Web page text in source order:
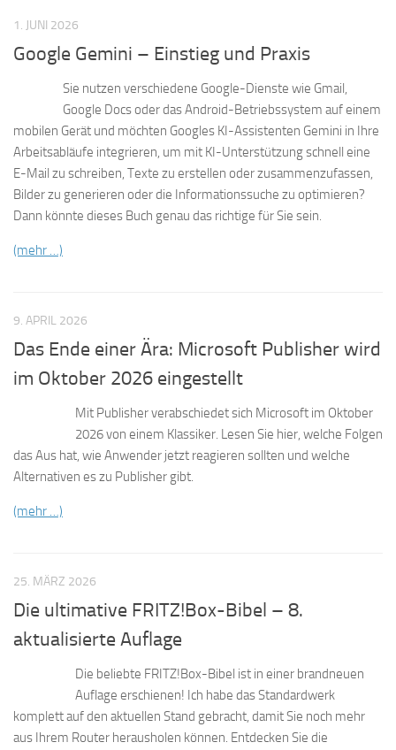
1. JUNI 2026
Google Gemini – Einstieg und Praxis
Sie nutzen verschiedene Google-Dienste wie Gmail,
Google Docs oder das Android-Betriebssystem auf einem
mobilen Gerät und möchten Googles KI-Assistenten Gemini in Ihre
Arbeitsabläufe integrieren, um mit KI-Unterstützung schnell eine
E-Mail zu schreiben, Texte zu erstellen oder zusammenzufassen,
Bilder zu generieren oder die Informationssuche zu optimieren?
Dann könnte dieses Buch genau das richtige für Sie sein.
(mehr …)
9. APRIL 2026
Das Ende einer Ära: Microsoft Publisher wird
im Oktober 2026 eingestellt
Mit Publisher verabschiedet sich Microsoft im Oktober
2026 von einem Klassiker. Lesen Sie hier, welche Folgen
das Aus hat, wie Anwender jetzt reagieren sollten und welche
Alternativen es zu Publisher gibt.
(mehr …)
25. MÄRZ 2026
Die ultimative FRITZ!Box-Bibel – 8.
aktualisierte Auflage
Die beliebte FRITZ!Box-Bibel ist in einer brandneuen
Auflage erschienen! Ich habe das Standardwerk
komplett auf den aktuellen Stand gebracht, damit Sie noch mehr
aus Ihrem Router herausholen können. Entdecken Sie die